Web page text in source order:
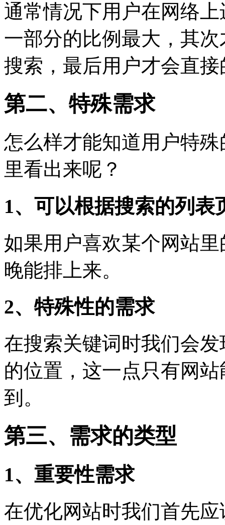
通常情况下用户在网络
一部分的比例最大，其
搜索，最后用户才会直
第二、特殊需求
怎么样才能知道用户特
里看出来呢？
1、可以根据搜索的列表
如果用户喜欢某个网站
晚能排上来。
2、特殊性的需求
在搜索关键词时我们会
的位置，这一点只有网
到。
第三、需求的类型
1、重要性需求
在优化网站时我们首先